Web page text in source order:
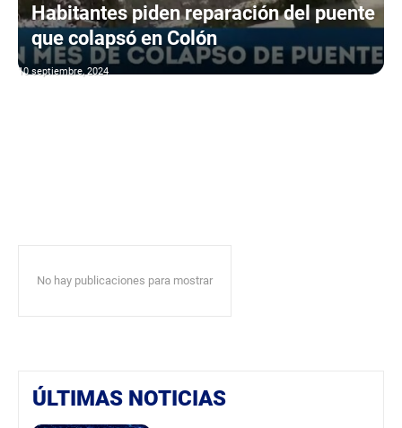
Habitantes piden reparación del puente
que colapsó en Colón
10 septiembre, 2024
No hay publicaciones para mostrar
ÚLTIMAS NOTICIAS